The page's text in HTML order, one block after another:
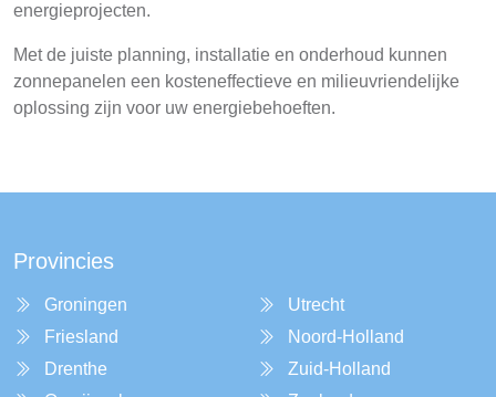
energieprojecten.
Met de juiste planning, installatie en onderhoud kunnen
zonnepanelen een kosteneffectieve en milieuvriendelijke
oplossing zijn voor uw energiebehoeften.
Provincies
Groningen
Friesland
Drenthe
Utrecht
Noord-Holland
Zuid-Holland